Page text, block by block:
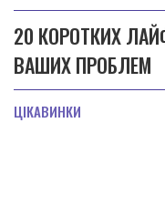
20 КОРОТКИХ
ВАШИХ ПРОБЛЕМ
ЦІКАВИНКИ